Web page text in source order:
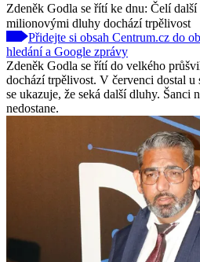
Zdeněk Godla se řítí ke dnu: Čelí
milionovými dluhy dochází trpělivost
Přidejte si obsah Centrum.cz do
hledání a Google zprávy
Zdeněk Godla se řítí do velkého
dochází trpělivost. V červenci dostal
se ukazuje, že seká další dluhy. Šanci
nedostane.